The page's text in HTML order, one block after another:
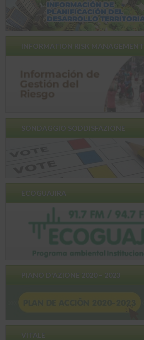
INFORMATION RISK MANAGEMENT
SONDAGGIO SODDISFAZIONE
ECOGUAJIRA
PIANO D'AZIONE 2020 – 2023
VITALE